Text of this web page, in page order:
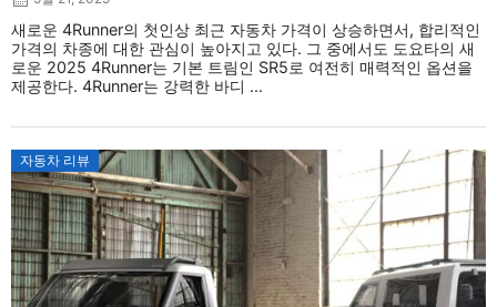
새로운 4Runner의 첫인상 최근 자동차 가격이 상승하면서, 합리적인
가격의 차종에 대한 관심이 높아지고 있다. 그 중에서도 도요타의 새
로운 2025 4Runner는 기본 트림인 SR5로 여전히 매력적인 옵션을
제공한다. 4Runner는 강력한 바디 ...
자동차 리뷰